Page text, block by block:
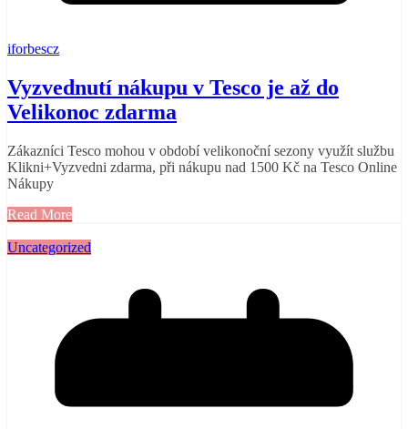
iforbescz
Vyzvednutí nákupu v Tesco je až do
Velikonoc zdarma
Zákazníci Tesco mohou v období velikonoční sezony využít službu
Klikni+Vyzvedni zdarma, při nákupu nad 1500 Kč na Tesco Online
Nákupy
Read More
Uncategorized